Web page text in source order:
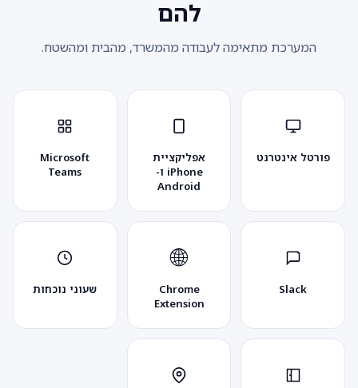
להם
המערכת מתאימה לעבודה מהמשרד, מהבית ומהשטח.
פורטל אינטרנט
אפליקציית
iPhone ו-
Android
Microsoft
Teams
Slack
🌐
Chrome
Extension
שעוני נוכחות